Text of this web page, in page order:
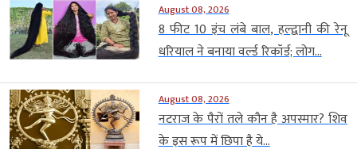
August 08, 2026
8 फीट 10 इंच लंबे बाल, हल्द्वानी की रेनू
धरियाल ने बनाया वर्ल्ड रिकॉर्ड; लोग...
August 08, 2026
नटराज के पैरों तले कौन है अपस्मार? शिव
के इस रूप में छिपा है ये...